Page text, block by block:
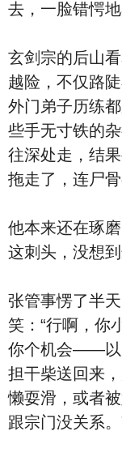
去，一脸错愕
玄剑宗的后山
越险，不仅路
外门弟子历练
些手无寸铁的
往深处走，结
拖走了，连尸骨
他本来还在琢
这刺头，没想
张管事愣了半
笑：“行啊，你
你个机会——以
担干柴送回来
懒耍滑，或者
跟宗门没关系。